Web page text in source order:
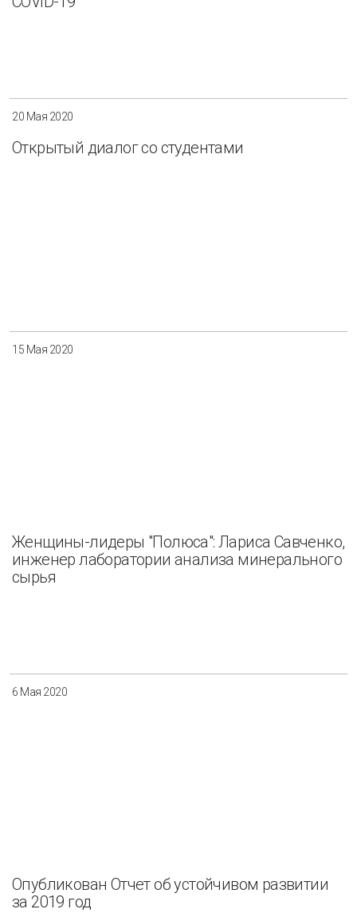
20 Мая 2020
Открытый диалог со студентами
15 Мая 2020
Женщины-лидеры "Полюса": Лариса Савченко,
инженер лаборатории анализа минерального
сырья
6 Мая 2020
Опубликован Отчет об устойчивом развитии
за 2019 год